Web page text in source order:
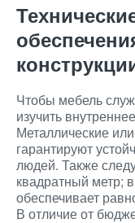
Чтобы мебель
изучить
Металлические
гарантируют
людей. Также
квадратный метр;
обеспечивает
В отличие от